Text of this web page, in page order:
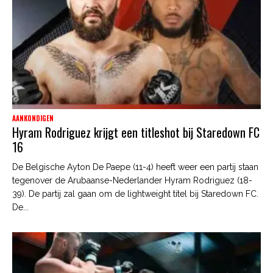
AANKONDIGEN
Hyram Rodriguez krijgt een titleshot bij Staredown FC
16
De Belgische Ayton De Paepe (11-4) heeft weer een partij staan
tegenover de Arubaanse-Nederlander Hyram Rodriguez (18-
39). De partij zal gaan om de lightweight titel bij Staredown FC.
De...